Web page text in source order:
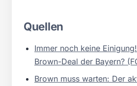
Quellen
Immer noch keine
Brown-Deal der Bayern?
Brown muss warten: Der